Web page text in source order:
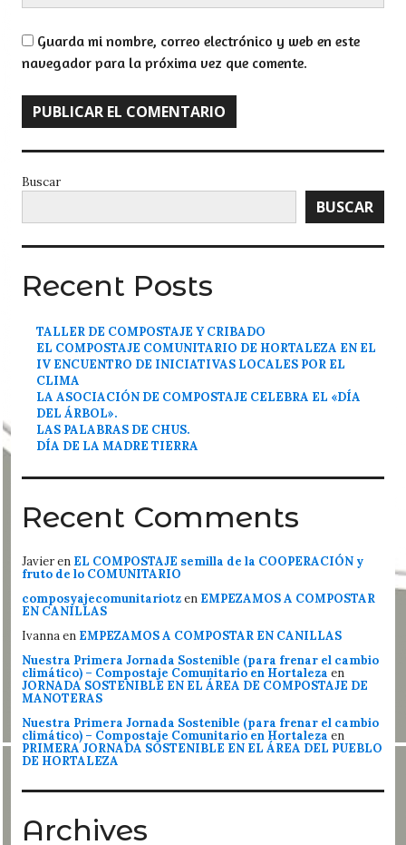
Guarda mi nombre, correo electrónico y web en este
navegador para la próxima vez que comente.
Buscar
BUSCAR
Recent Posts
TALLER DE COMPOSTAJE Y CRIBADO
EL COMPOSTAJE COMUNITARIO DE HORTALEZA EN EL
IV ENCUENTRO DE INICIATIVAS LOCALES POR EL
CLIMA
LA ASOCIACIÓN DE COMPOSTAJE CELEBRA EL «DÍA
DEL ÁRBOL».
LAS PALABRAS DE CHUS.
DÍA DE LA MADRE TIERRA
Recent Comments
Javieren EL COMPOSTAJE semilla de la COOPERACIÓN y
fruto de lo COMUNITARIO
composyajecomunitariotzen EMPEZAMOS A COMPOSTAR
EN CANILLAS
Ivannaen EMPEZAMOS A COMPOSTAR EN CANILLAS
Nuestra Primera Jornada Sostenible (para frenar el cambio
climático) – Compostaje Comunitario en Hortaleza en
JORNADA SOSTENIBLE EN EL ÁREA DE COMPOSTAJE DE
MANOTERAS
Nuestra Primera Jornada Sostenible (para frenar el cambio
climático) – Compostaje Comunitario en Hortaleza en
PRIMERA JORNADA SOSTENIBLE EN EL ÁREA DEL PUEBLO
DE HORTALEZA
Archives